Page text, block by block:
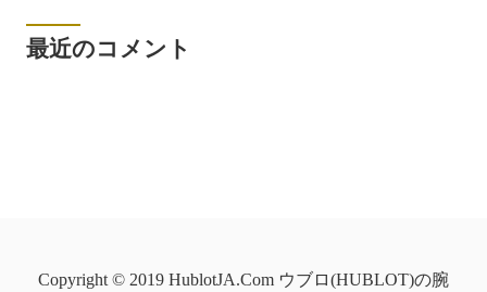
最近のコメント
Copyright © 2019 HublotJA.Com ウブロ(HUBLOT)の腕